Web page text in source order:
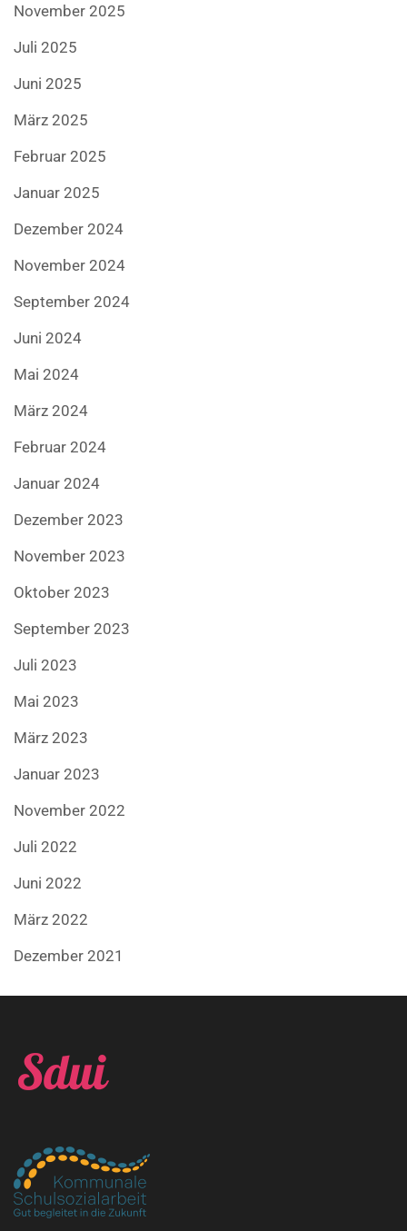
November 2025
Juli 2025
Juni 2025
März 2025
Februar 2025
Januar 2025
Dezember 2024
November 2024
September 2024
Juni 2024
Mai 2024
März 2024
Februar 2024
Januar 2024
Dezember 2023
November 2023
Oktober 2023
September 2023
Juli 2023
Mai 2023
März 2023
Januar 2023
November 2022
Juli 2022
Juni 2022
März 2022
Dezember 2021